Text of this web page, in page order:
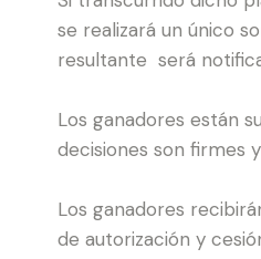
se realizará un único
resultante será
Los ganadores están
decisiones son firmes
Los ganadores
de autorización y